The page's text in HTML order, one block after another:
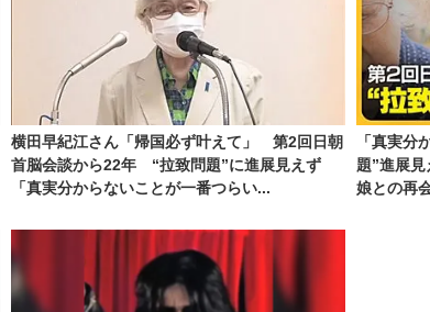
横田早紀江さん「帰国必ず叶えて」 第2回日朝
首脳会談から22年 “拉致問題”に進展見えず
「真実分からないことが一番つらい...
「真実分
題”進展
娘との再